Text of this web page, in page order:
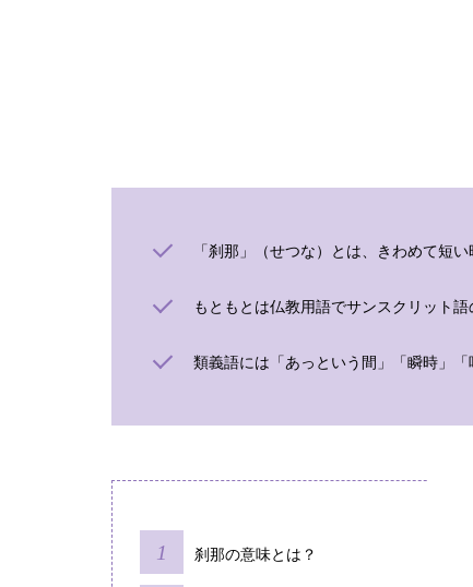
「刹那」（せつな）とは、きわめて短
もともとは仏教用語でサンスクリット
類義語には「あっという間」「瞬時」
刹那の意味とは？